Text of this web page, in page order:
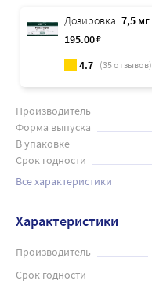
Дозировка: 7,5 мг
195.00₽
4.7 (35отзывов)
Производитель
Форма выпуска
В упаковке
Срок годности
Все характеристики
Характеристики
Производитель
Срок годности